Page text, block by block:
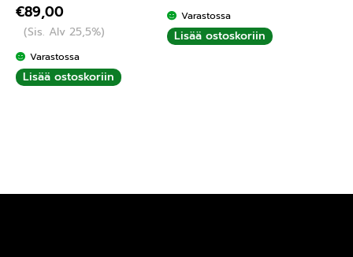
5.00/ 5
€89,00
(Sis. Alv 25,5%)
Varastossa
Lisää ostoskoriin
Varastossa
Lisää ostoskoriin